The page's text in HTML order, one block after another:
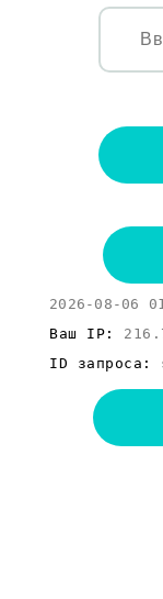
2026-08-06
Ваш IP:
ID запроса: